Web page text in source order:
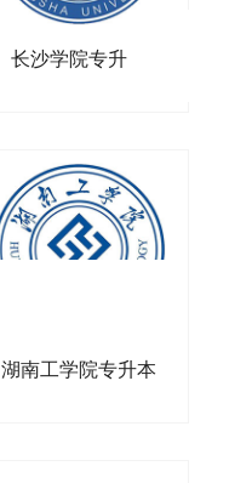
长沙学院专升本
湖南工学院专升本